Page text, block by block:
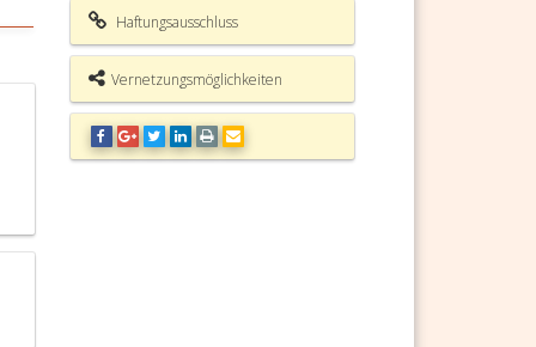
§ 409 EO Zuständigkeit
§ 410 EO Verfahren
§ 411 EO Rekurs
§ 412 EO Exekutionsantrag und
Vollzug
Haftungsausschluss
Vernetzungsmöglichkeiten